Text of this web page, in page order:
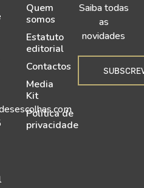
Quem
somos
Estatuto
editorial
Contactos
Media
Kit
Política de
privacidade
Saiba todas
as
novidades